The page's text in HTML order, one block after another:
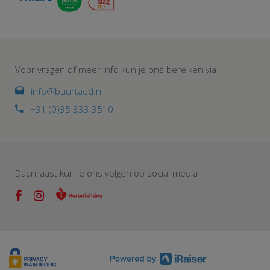
Voor vragen of meer info kun je ons bereiken via
info@buurtaed.nl
+31 (0)35 333 3510
Daarnaast kun je ons volgen op social media